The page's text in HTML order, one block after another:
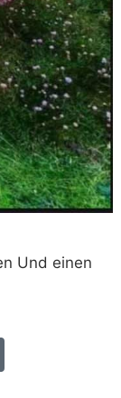
Und einen